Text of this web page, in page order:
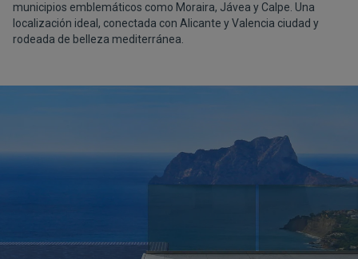
municipios emblemáticos como Moraira, Jávea y Calpe. Una
localización ideal, conectada con Alicante y Valencia ciudad y
rodeada de belleza mediterránea.